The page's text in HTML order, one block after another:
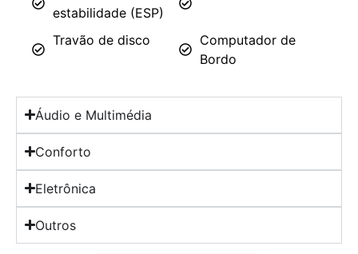
estabilidade (ESP)
Travão de disco
Computador de
Bordo
Áudio e Multimédia
Conforto
Eletrônica
Outros